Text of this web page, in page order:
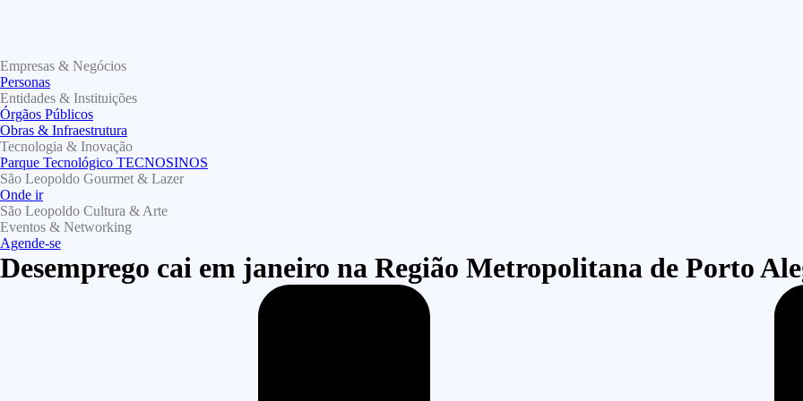
Empresas & Negócios
Personas
Entidades & Instituições
Órgãos Públicos
Obras & Infraestrutura
Tecnologia & Inovação
Parque Tecnológico TECNOSINOS
São Leopoldo Gourmet & Lazer
Onde ir
São Leopoldo Cultura & Arte
Eventos & Networking
Agende-se
Desemprego cai em janeiro na Região Metropolitana de Porto